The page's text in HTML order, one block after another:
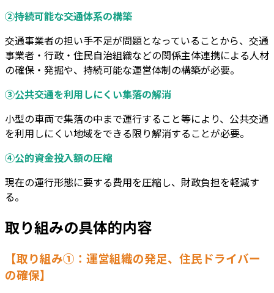
②持続可能な交通体系の構築
交通事業者の担い手不足が問題となっていることから、交通
事業者・行政・住民自治組織などの関係主体連携による人材
の確保・発掘や、持続可能な運営体制の構築が必要。
③公共交通を利用しにくい集落の解消
小型の車両で集落の中まで運行すること等により、公共交通
を利用しにくい地域をできる限り解消することが必要。
④公的資金投入額の圧縮
現在の運行形態に要する費用を圧縮し、財政負担を軽減す
る。
取り組みの具体的内容
【取り組み①：運営組織の発足、住民ドライバー
の確保】